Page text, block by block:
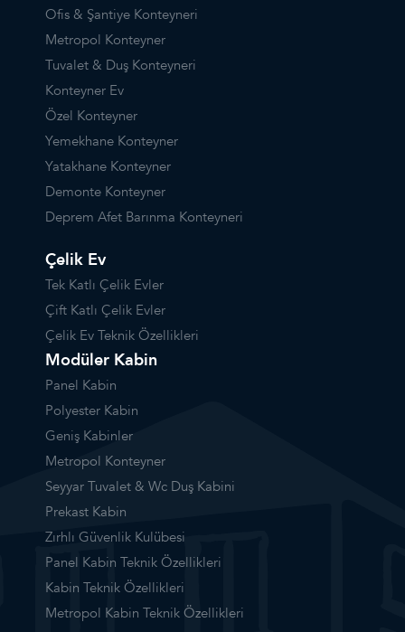
Ofis & Şantiye Konteyneri
Metropol Konteyner
Tuvalet & Duş Konteyneri
Konteyner Ev
Özel Konteyner
Yemekhane Konteyner
Yatakhane Konteyner
Demonte Konteyner
Deprem Afet Barınma Konteyneri
Çelik Ev
Tek Katlı Çelik Evler
Çift Katlı Çelik Evler
Çelik Ev Teknik Özellikleri
Modüler Kabin
Panel Kabin
Polyester Kabin
Geniş Kabinler
Metropol Konteyner
Seyyar Tuvalet & Wc Duş Kabini
Prekast Kabin
Zırhlı Güvenlik Kulübesi
Panel Kabin Teknik Özellikleri
Kabin Teknik Özellikleri
Metropol Kabin Teknik Özellikleri